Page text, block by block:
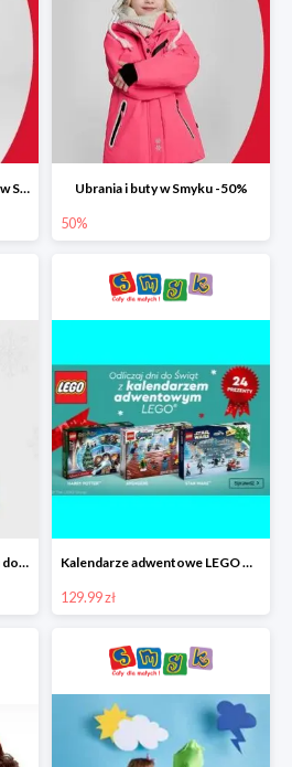
Wyprzedaż na ubrania i buty w Smyku do -70% Ubrania i buty w Smyku -50%
50%
Zimowa wyprzedaż w Smyku do -50% Kalendarze adwentowe LEGO w Smyku w super cenie
129.99 zł